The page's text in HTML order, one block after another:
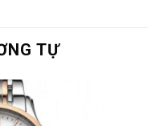
TỰ